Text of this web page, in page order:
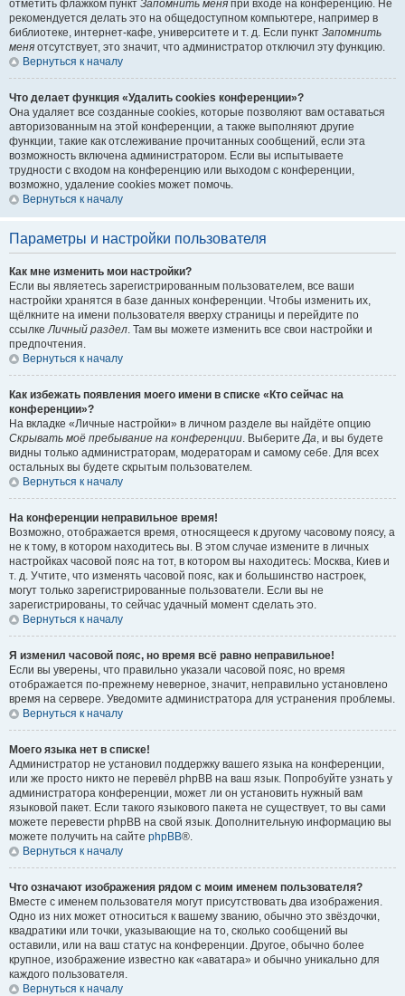
отметить флажком пункт Запомнить меня при входе на конференцию. Не
рекомендуется делать это на общедоступном компьютере, например в
библиотеке, интернет-кафе, университете и т. д. Если пункт Запомнить
меня отсутствует, это значит, что администратор отключил эту функцию.
Вернуться к началу
Что делает функция «Удалить cookies конференции»?
Она удаляет все созданные cookies, которые позволяют вам оставаться
авторизованным на этой конференции, а также выполняют другие
функции, такие как отслеживание прочитанных сообщений, если эта
возможность включена администратором. Если вы испытываете
трудности с входом на конференцию или выходом с конференции,
возможно, удаление cookies может помочь.
Вернуться к началу
Параметры и настройки пользователя
Как мне изменить мои настройки?
Если вы являетесь зарегистрированным пользователем, все ваши
настройки хранятся в базе данных конференции. Чтобы изменить их,
щёлкните на имени пользователя вверху страницы и перейдите по
ссылкеЛичный раздел. Там вы можете изменить все свои настройки и
предпочтения.
Вернуться к началу
Как избежать появления моего имени в списке «Кто сейчас на
конференции»?
На вкладке «Личные настройки» в личном разделе вы найдёте опцию
Скрывать моё пребывание на конференции. ВыберитеДа, и вы будете
видны только администраторам, модераторам и самому себе. Для всех
остальных вы будете скрытым пользователем.
Вернуться к началу
На конференции неправильное время!
Возможно, отображается время, относящееся к другому часовому поясу, а
не к тому, в котором находитесь вы. В этом случае измените в личных
настройках часовой пояс на тот, в котором вы находитесь: Москва, Киев и
т. д. Учтите, что изменять часовой пояс, как и большинство настроек,
могут только зарегистрированные пользователи. Если вы не
зарегистрированы, то сейчас удачный момент сделать это.
Вернуться к началу
Я изменил часовой пояс, но время всё равно неправильное!
Если вы уверены, что правильно указали часовой пояс, но время
отображается по-прежнему неверное, значит, неправильно установлено
время на сервере. Уведомите администратора для устранения проблемы.
Вернуться к началу
Моего языка нет в списке!
Администратор не установил поддержку вашего языка на конференции,
или же просто никто не перевёл phpBB на ваш язык. Попробуйте узнать у
администратора конференции, может ли он установить нужный вам
языковой пакет. Если такого языкового пакета не существует, то вы сами
можете перевести phpBB на свой язык. Дополнительную информацию вы
можете получить на сайте phpBB®.
Вернуться к началу
Что означают изображения рядом с моим именем пользователя?
Вместе с именем пользователя могут присутствовать два изображения.
Одно из них может относиться к вашему званию, обычно это звёздочки,
квадратики или точки, указывающие на то, сколько сообщений вы
оставили, или на ваш статус на конференции. Другое, обычно более
крупное, изображение известно как «аватара» и обычно уникально для
каждого пользователя.
Вернуться к началу